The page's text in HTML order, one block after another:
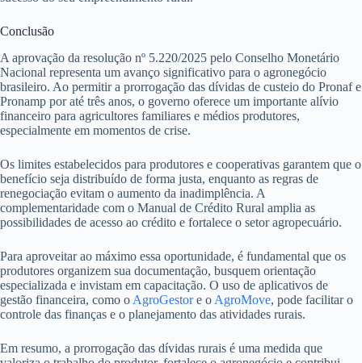
Conclusão
A aprovação da resolução nº 5.220/2025 pelo Conselho Monetário
Nacional representa um avanço significativo para o agronegócio
brasileiro. Ao permitir a prorrogação das dívidas de custeio do Pronaf e
Pronamp por até três anos, o governo oferece um importante alívio
financeiro para agricultores familiares e médios produtores,
especialmente em momentos de crise.
Os limites estabelecidos para produtores e cooperativas garantem que o
benefício seja distribuído de forma justa, enquanto as regras de
renegociação evitam o aumento da inadimplência. A
complementaridade com o Manual de Crédito Rural amplia as
possibilidades de acesso ao crédito e fortalece o setor agropecuário.
Para aproveitar ao máximo essa oportunidade, é fundamental que os
produtores organizem sua documentação, busquem orientação
especializada e invistam em capacitação. O uso de aplicativos de
gestão financeira, como o AgroGestore o AgroMove, pode facilitar o
controle das finanças e o planejamento das atividades rurais.
Em resumo, a prorrogação das dívidas rurais é uma medida que